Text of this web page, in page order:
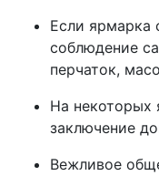
Если ярмарка
соблюдение
перчаток,
На некоторых
заключение
Вежливое